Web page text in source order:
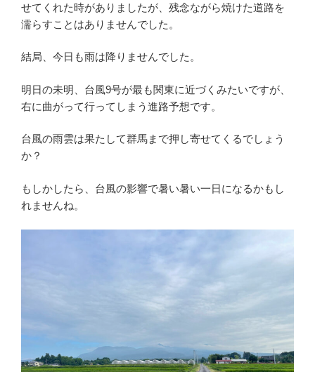
せてくれた時がありましたが、残念ながら焼けた道路を
濡らすことはありませんでした。
結局、今日も雨は降りませんでした。
明日の未明、台風9号が最も関東に近づくみたいですが、
右に曲がって行ってしまう進路予想です。
台風の雨雲は果たして群馬まで押し寄せてくるでしょう
か？
もしかしたら、台風の影響で暑い暑い一日になるかもし
れませんね。